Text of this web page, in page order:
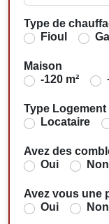
Type de
Fioul
Maison
-120 m²
Type Logement
Locataire
Avez des
Oui
Non
Avez vous une
Oui
Non